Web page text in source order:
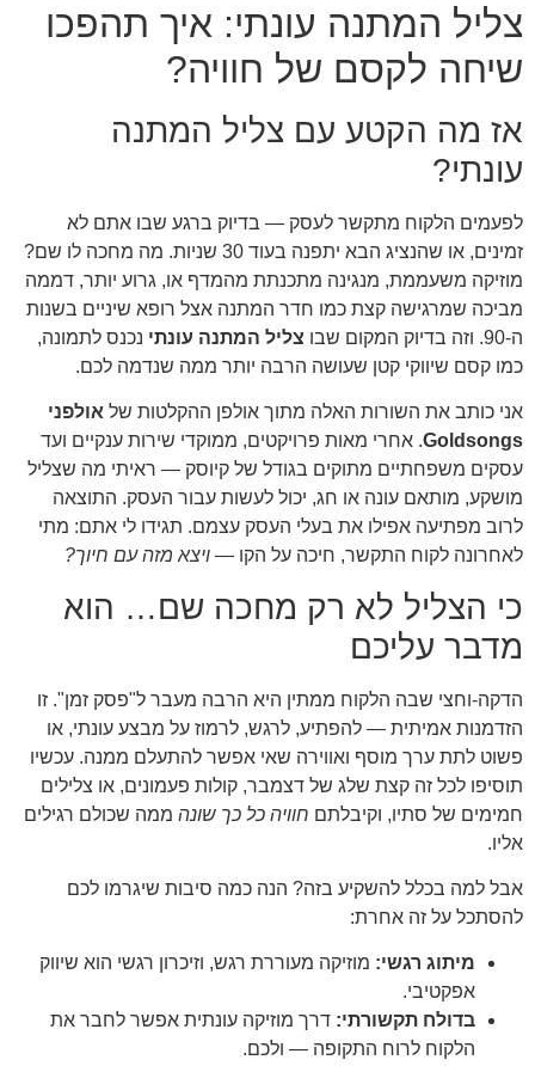
צליל המתנה עונתי: איך תהפכו
שיחה לקסם של חוויה?
אז מה הקטע עם צליל המתנה
עונתי?
לפעמים הלקוח מתקשר לעסק — בדיוק ברגע שבו אתם לא
זמינים, או שהנציג הבא יתפנה בעוד 30 שניות. מה מחכה לו שם?
מוזיקה משעממת, מנגינה מתכנתת מהמדף או, גרוע יותר, דממה
מביכה שמרגישה קצת כמו חדר המתנה אצל רופא שיניים בשנות
ה-90. וזה בדיוק המקום שבו
צליל המתנה עונתי נכנס לתמונה,
כמו קסם שיווקי קטן שעושה הרבה יותר ממה שנדמה לכם.
אני כותב את השורות האלה מתוך אולפן ההקלטות של אולפני
Goldsongs. אחרי מאות פרויקטים, ממוקדי שירות ענקיים ועד
עסקים משפחתיים מתוקים בגודל של קיוסק — ראיתי מה שצליל
מושקע, מותאם עונה או חג, יכול לעשות עבור העסק. התוצאה
לרוב מפתיעה אפילו את בעלי העסק עצמם. תגידו לי אתם: מתי
לאחרונה לקוח התקשר, חיכה על הקו — ויצא מזה עם חיוך?
כי הצליל לא רק מחכה שם… הוא
מדבר עליכם
הדקה-וחצי שבה הלקוח ממתין היא הרבה מעבר ל"פסק זמן". זו
הזדמנות אמיתית — להפתיע, לרגש, לרמוז על מבצע עונתי, או
פשוט לתת ערך מוסף ואווירה שאי אפשר להתעלם ממנה. עכשיו
תוסיפו לכל זה קצת שלג של דצמבר, קולות פעמונים, או צלילים
חמימים של סתיו, וקיבלתם חוויה כל כך שונה ממה שכולם רגילים
אליו.
אבל למה בכלל להשקיע בזה? הנה כמה סיבות שיגרמו לכם
להסתכל על זה אחרת:
מיתוג רגשי: מוזיקה מעוררת רגש, וזיכרון רגשי הוא שיווק
אפקטיבי.
בדולח תקשורתי: דרך מוזיקה עונתית אפשר לחבר את
הלקוח לרוח התקופה — ולכם.